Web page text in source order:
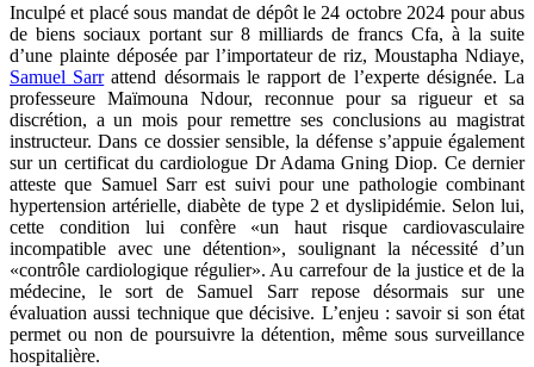
Inculpé et placé sous mandat de dépôt le 24 octobre 2024 pour abus
de biens sociaux portant sur 8 milliards de francs Cfa, à la suite
d’une plainte déposée par l’importateur de riz, Moustapha Ndiaye,
Samuel Sarrattend désormais le rapport de l’experte désignée. La
professeure Maïmouna Ndour, reconnue pour sa rigueur et sa
discrétion, a un mois pour remettre ses conclusions au magistrat
instructeur. Dans ce dossier sensible, la défense s’appuie également
sur un certificat du cardiologue Dr Adama Gning Diop. Ce dernier
atteste que Samuel Sarr est suivi pour une pathologie combinant
hypertension artérielle, diabète de type 2 et dyslipidémie. Selon lui,
cette condition lui confère «un haut risque cardiovasculaire
incompatible avec une détention», soulignant la nécessité d’un
«contrôle cardiologique régulier». Au carrefour de la justice et de la
médecine, le sort de Samuel Sarr repose désormais sur une
évaluation aussi technique que décisive. L’enjeu : savoir si son état
permet ou non de poursuivre la détention, même sous surveillance
hospitalière.